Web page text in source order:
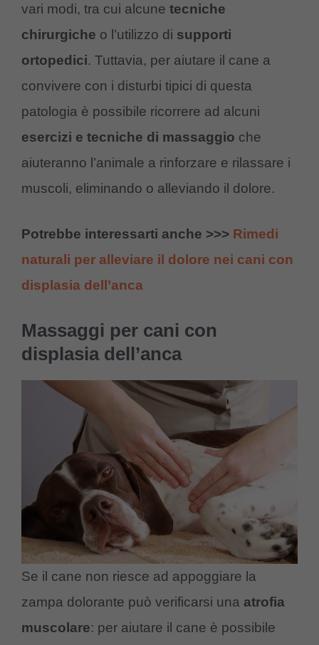
vari modi, tra cui alcune tecniche
chirurgiche o l’utilizzo di supporti
ortopedici. Tuttavia, per aiutare il cane a
convivere con i disturbi tipici di questa
patologia è possibile ricorrere ad alcuni
esercizi e tecniche di massaggio che
aiuteranno l’animale a rinforzare e rilassare i
muscoli, eliminando o alleviando il dolore.
Potrebbe interessarti anche >>> Rimedi
naturali per alleviare il dolore nei cani con
displasia dell’anca
Massaggi per cani con
displasia dell’anca
Se il cane non riesce ad appoggiare la
zampa dolorante può verificarsi una atrofia
muscolare: per aiutare il cane è possibile